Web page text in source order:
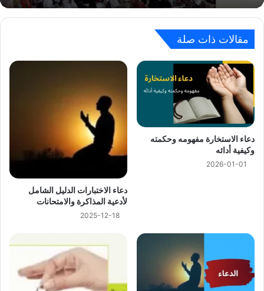
مقالات ذات صلة
دعاء الاستخارة مفهومه وحكمته
وكيفية أدائه
2026-01-01
دعاء الاختبارات الدليل الشامل
لأدعية المذاكرة والامتحانات
2025-12-18